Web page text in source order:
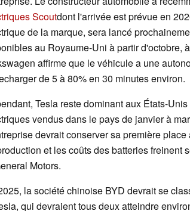
Scoutdont l'arrivée est prévue en
de la marque, sera lancé
au Royaume-Uni à partir d'octobre,
affirme que le véhicule a une
de 5 à 80% en 30 minutes environ.
Tesla reste dominant aux États-
vendus dans le pays de janvier à
devrait conserver sa première
et les coûts des batteries freinent
Motors.
la société chinoise BYD devrait se
qui devraient tous deux atteindre